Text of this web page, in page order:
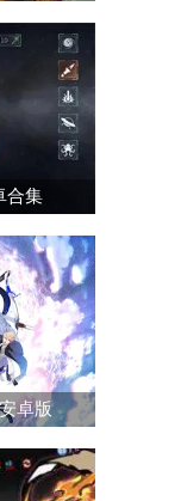
合集
卓版